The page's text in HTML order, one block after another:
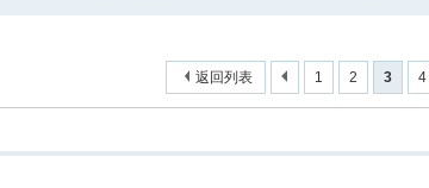
1 2 3 4
返回列表